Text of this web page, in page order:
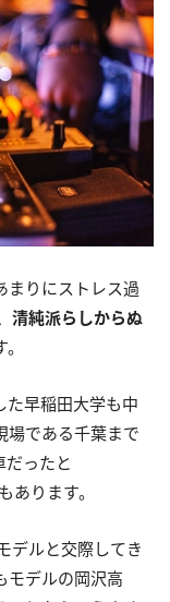
まりにストレス過
清純派らしからぬ
た早稲田大学も中
場である千葉まで
ったと
あります。
デルと交際してき
モデルの岡沢高